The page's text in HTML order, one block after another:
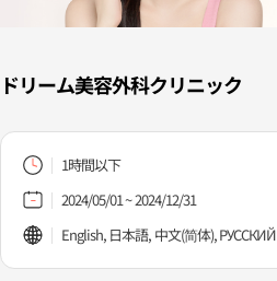
ドリーム美容外科クリニック
1時間以下
2024/05/01 ~ 2024/12/31
English, 日本語, 中文(简体), PУССКИЙ